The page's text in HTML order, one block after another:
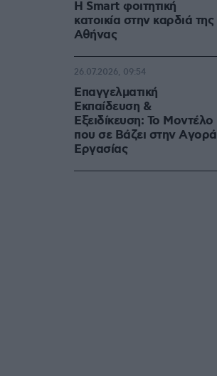
Η Smart φοιτητική
κατοικία στην καρδιά της
Αθήνας
Επαγγελματική
Εκπαίδευση &
Εξειδίκευση: Το Mοντέλο
που σε Bάζει στην Aγορά
Eργασίας
26.07.2026, 09:54